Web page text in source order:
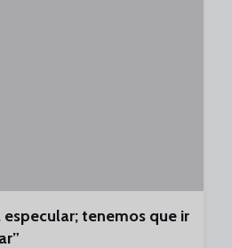
especular; tenemos que ir